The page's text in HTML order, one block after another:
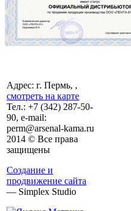
Адрес: г. Пермь, ,
смотреть на карте
Тел.: +7 (342) 287-50-
90, e-mail:
perm@arsenal-kama.ru
2014 © Все права
защищены
Создание и
продвижение сайта
— Simplex Studio